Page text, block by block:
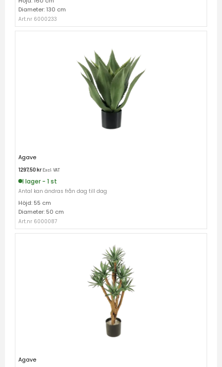
Diameter: 130 cm
Art.nr 6000233
Agave
1297,50krExcl. VAT
I lager - 1 st
Antal kan ändras från dag till dag
Höjd: 55 cm
Diameter: 50 cm
Art.nr 6000087
Agave